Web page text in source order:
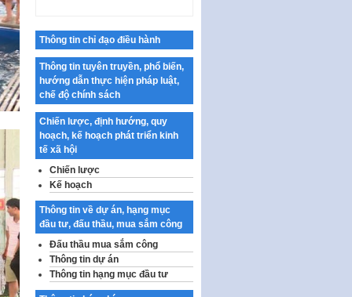
Kế hoạch Tổ chức Cuộc thi
chính luận về bảo vệ nền tảng tư
tưởng của Đảng…
Công bố công khai dự toán kinh
thiện thể chế, chính…
Quy định về nghiên cứu, ứng
dụng khoa học, công nghệ, đổi
mới sáng tạo và chuyển…
Quy định chi tiết và hướng dẫn
thi hành một số điều của Luật Lý
lịch tư…
Sửa đổi, bổ sung một số nội
dung tại Nghị quyết số 30/NQ-
CP ngày 24 tháng 02…
Thông tin chỉ đạo điều hành
Thông tin tuyên truyền, phổ biến,
hướng dẫn thực hiện pháp luật,
chế độ chính sách
Chiến lược, định hướng, quy
hoạch, kế hoạch phát triển kinh
tế xã hội
Chiến lược
Kế hoạch
Thông tin về dự án, hạng mục
đầu tư, đấu thầu, mua sắm công
Đấu thầu mua sắm công
Thông tin dự án
Thông tin hạng mục đầu tư